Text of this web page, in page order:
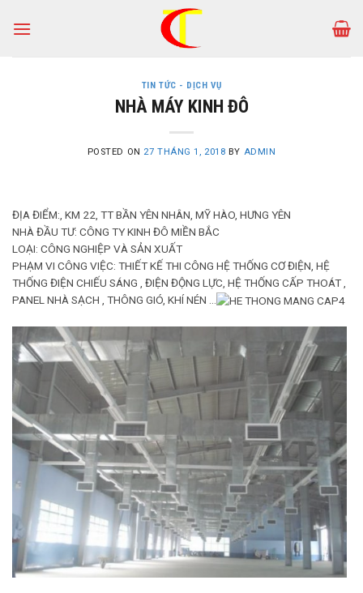
TIN TỨC - DỊCH VỤ
NHÀ MÁY KINH ĐÔ
POSTED ON 27 THÁNG 1, 2018 BY ADMIN
ĐỊA ĐIỂM:, KM 22, TT BẦN YÊN NHÂN, MỸ HÀO, HƯNG YÊN
NHÀ ĐẦU TƯ: CÔNG TY KINH ĐÔ MIỀN BẮC
LOẠI: CÔNG NGHIỆP VÀ SẢN XUẤT
PHẠM VI CÔNG VIỆC: THIẾT KẾ THI CÔNG HỆ THỐNG CƠ ĐIỆN, HỆ
THỐNG ĐIỆN CHIẾU SÁNG , ĐIỆN ĐỘNG LỰC, HỆ THỐNG CẤP THOÁT ,
PANEL NHÀ SẠCH , THÔNG GIÓ, KHÍ NÉN …